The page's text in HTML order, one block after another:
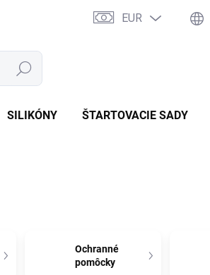
EUR
Hľadať
SILIKÓNY ŠTARTOVACIE SADY
Ochranné
pomôcky